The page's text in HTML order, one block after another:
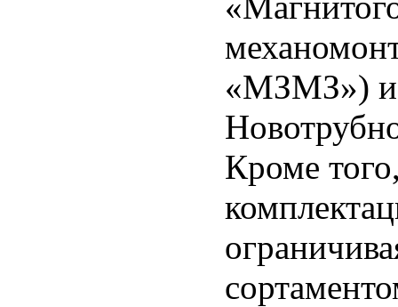
«МЗМЗ») и
Кроме